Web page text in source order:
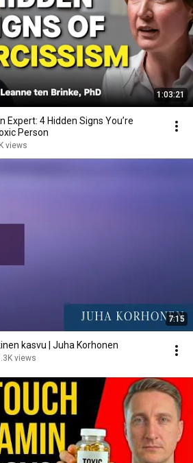
1:03:21
Expert: 4 Hidden Signs You’re
Person
views
7:15
kasvu | Juha Korhonen
views